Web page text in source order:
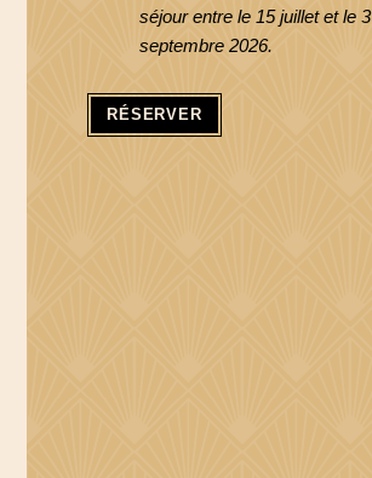
séjour entre le 15 juillet et le 3
septembre 2026.
RÉSERVER